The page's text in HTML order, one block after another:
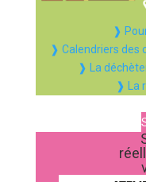
❱
❱ Calendriers des
❱ La
❱ La